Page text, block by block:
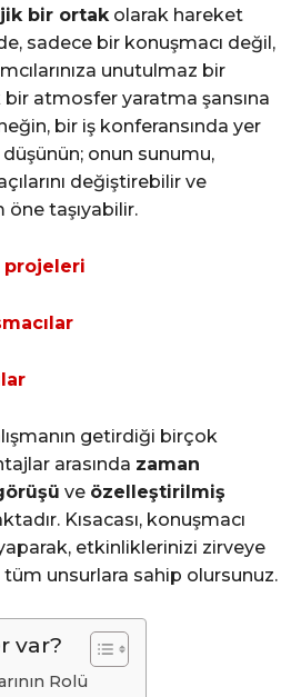
bir ortakolarak hareket
sadece bir konuşmacı değil,
unutulmaz bir
atmosfer yaratma şansına
bir iş konferansında yer
onun sunumu,
değiştirebilir ve
öne taşıyabilir.
projeleri
getirdiği birçok
arasında zaman
ve özelleştirilmiş
Kısacası, konuşmacı
etkinliklerinizi zirveye
unsurlara sahip olursunuz.
var?
Rolü